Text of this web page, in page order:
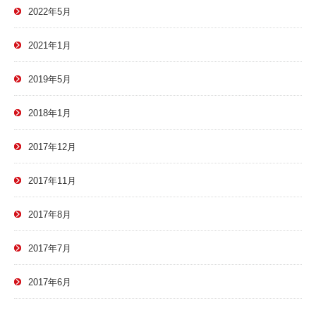
2022年5月
2021年1月
2019年5月
2018年1月
2017年12月
2017年11月
2017年8月
2017年7月
2017年6月